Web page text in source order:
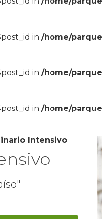
in/home/
in/home/
in/home/
Intensivo